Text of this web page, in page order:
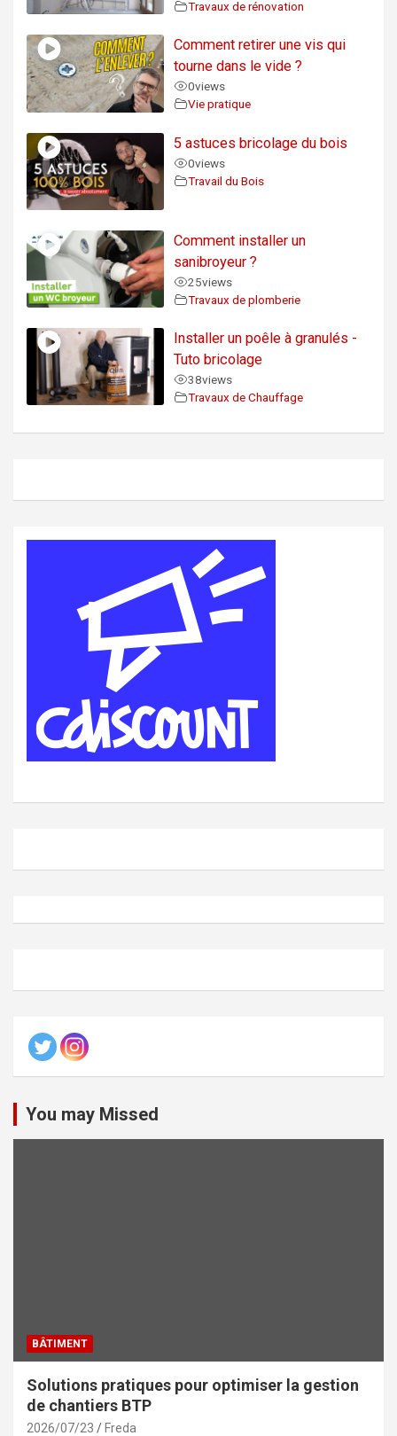
Travaux de rénovation
Comment retirer une vis qui
tourne dans le vide ?
0views
Vie pratique
5 astuces bricolage du bois
0views
Travail du Bois
Comment installer un
sanibroyeur ?
25views
Travaux de plomberie
Installer un poêle à granulés -
Tuto bricolage
38views
Travaux de Chauffage
You may Missed
BÂTIMENT
Solutions pratiques pour optimiser la gestion
de chantiers BTP
2026/07/23 Freda